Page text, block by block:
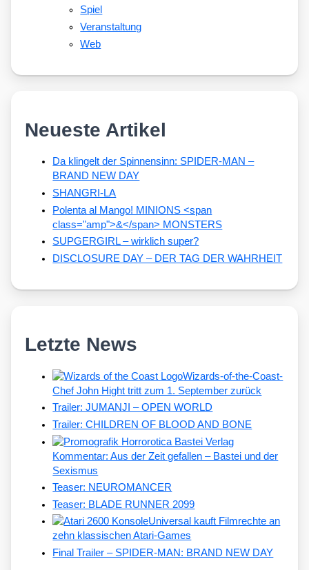
Spiel
Veranstaltung
Web
Neueste Artikel
Da klingelt der Spinnensinn: SPIDER-MAN –
BRAND NEW DAY
SHANGRI-LA
Polenta al Mango! MINIONS <span
class="amp">&</span> MONSTERS
SUPGERGIRL – wirklich super?
DISCLOSURE DAY – DER TAG DER WAHRHEIT
Letzte News
Wizards-of-the-Coast-
Chef John Hight tritt zum 1. September zurück
Trailer: JUMANJI – OPEN WORLD
Trailer: CHILDREN OF BLOOD AND BONE
Kommentar: Aus der Zeit gefallen – Bastei und der
Sexismus
Teaser: NEUROMANCER
Teaser: BLADE RUNNER 2099
Universal kauft Filmrechte an
zehn klassischen Atari-Games
Final Trailer – SPIDER-MAN: BRAND NEW DAY